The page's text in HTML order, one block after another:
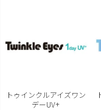
トゥインクルアイズワン
デーUV+